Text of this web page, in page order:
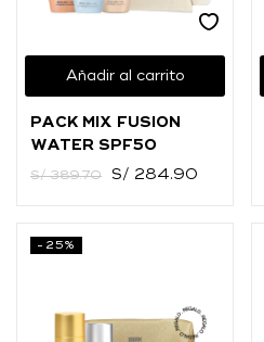
Añadir al carrito
PACK MIX FUSION
WATER SPF50
S/389.70 S/ 284.90
-25%